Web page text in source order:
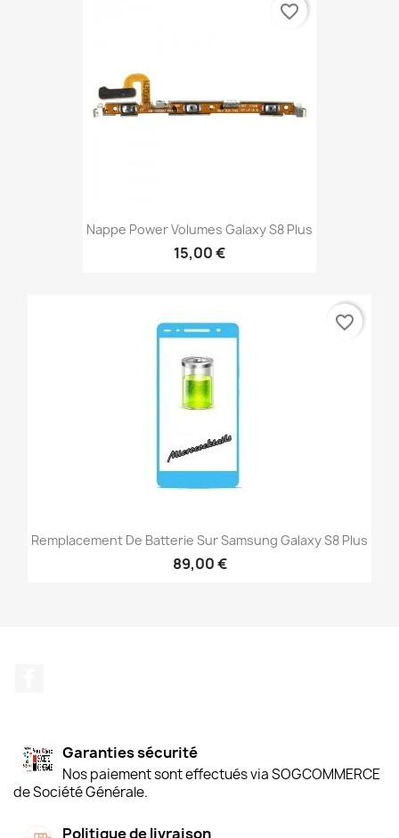
Nappe Power Volumes Galaxy S8 Plus
15,00 €
favorite_border
Remplacement De Batterie Sur Samsung Galaxy S8 Plus
89,00 €
favorite_border
Garanties sécurité
Nos paiement sont effectués via SOGCOMMERCE
de Société Générale.
Politique de livraison